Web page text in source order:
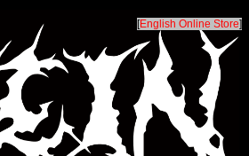
[English Online Store]